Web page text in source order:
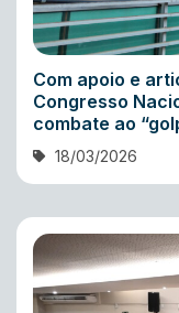
Com apoio e
Congresso
combate ao
18/03/2026